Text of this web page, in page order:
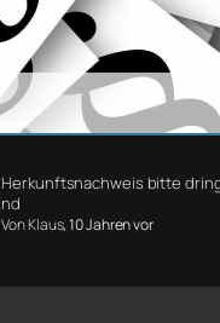
Herkunftsnachweis bitte
nd
Von Klaus, 10 Jahren vor